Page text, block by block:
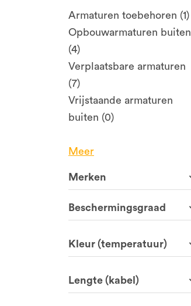
Armaturen toebehoren (1)
Opbouwarmaturen buiten
(4)
Verplaatsbare armaturen
(7)
Vrijstaande armaturen
buiten (0)
Meer
Merken
Beschermingsgraad
Kleur (temperatuur)
Lengte (kabel)